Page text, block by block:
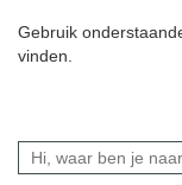
Gebruik
vinden.